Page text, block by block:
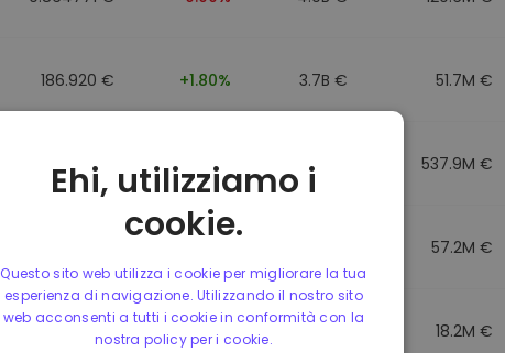
186.920 € +1.80% 3.7B € 51.7M €
0.864917 € 0.00% 3.5B € 537.9M €
57.2M €
+2.60% 18.2M €
Ehi, utilizziamo i
cookie.
Questo sito web utilizza i cookie per migliorare la tua
esperienza di navigazione. Utilizzando il nostro sito
web acconsenti a tutti i cookie in conformità con la
nostra policy per i cookie.